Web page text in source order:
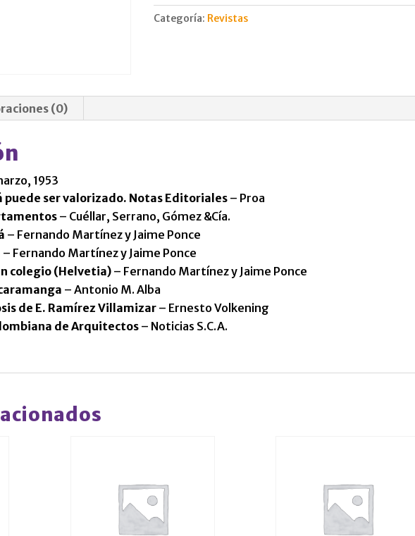
Categoría: Revistas
(0)
1953
puede ser valorizado. Notas Editoriales – Proa
– Cuéllar, Serrano, Gómez &Cía.
– Fernando Martínez y Jaime Ponce
– Fernando Martínez y Jaime Ponce
colegio (Helvetia)– Fernando Martínez y Jaime Ponce
– Antonio M. Alba
de E. Ramírez Villamizar – Ernesto Volkening
de Arquitectos – Noticias S.C.A.